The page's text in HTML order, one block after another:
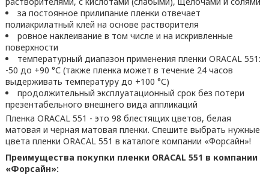
за постоянное прилипание пленки отвечает
полиакрилатный клей на основе растворителя
ровное наклеивание в том числе и на искривленные
поверхности
температурный диапазон применения пленки ORACAL 551:
-50 до +90 °С (также пленка может в течение 24 часов
выдерживать температуру до +100 °С)
продолжительный эксплуатационный срок без потери
презентабельного внешнего вида аппликаций
Пленка ORACAL 551 - это 98 блестящих цветов, белая
матовая и черная матовая пленки. Спешите выбрать нужные
цвета пленки ORACAL 551 в каталоге компании «Форсайн»!
Преимущества покупки пленки ORACAL 551 в компании
«Форсайн»: